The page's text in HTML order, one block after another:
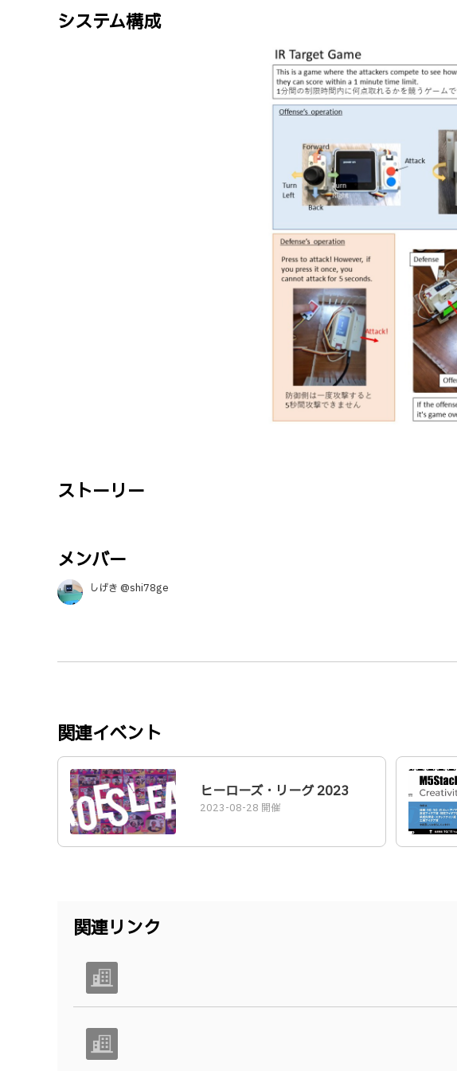
システム構成
ストーリー
メンバー
しげき @shi78ge
関連イベント
ヒーローズ・リーグ 2023
2023-08-28 開催
関連リンク